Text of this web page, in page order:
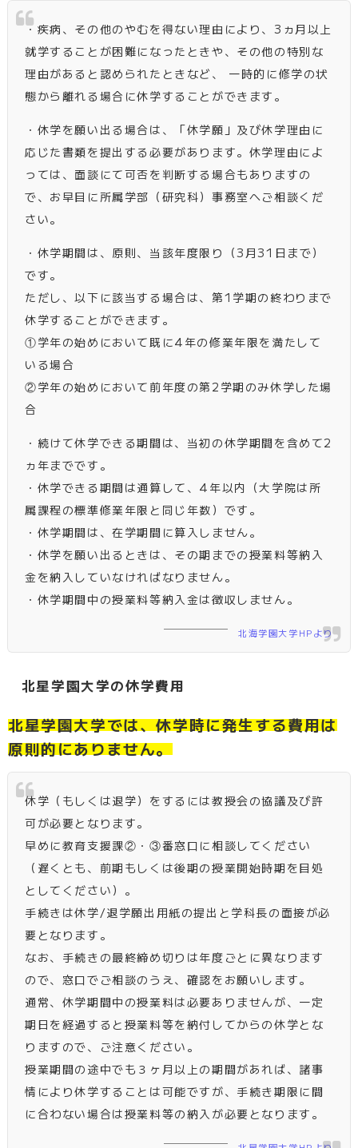
・疾病、その他のやむを得ない理由により、3ヵ月以上
就学することが困難になったときや、その他の特別な
理由があると認められたときなど、 一時的に修学の状
態から離れる場合に休学することができます。
・休学を願い出る場合は、「休学願」及び休学理由に
応じた書類を提出する必要があります。休学理由によ
っては、面談にて可否を判断する場合もありますの
で、お早目に所属学部（研究科）事務室へご相談くだ
さい。
・休学期間は、原則、当該年度限り（3月31日まで）
です。
ただし、以下に該当する場合は、第1学期の終わりまで
休学することができます。
①学年の始めにおいて既に4年の修業年限を満たして
いる場合
②学年の始めにおいて前年度の第2学期のみ休学した場
合
・続けて休学できる期間は、当初の休学期間を含めて2
ヵ年までです。
・休学できる期間は通算して、4年以内（大学院は所
属課程の標準修業年限と同じ年数）です。
・休学期間は、在学期間に算入しません。
・休学を願い出るときは、その期までの授業料等納入
金を納入していなければなりません。
・休学期間中の授業料等納入金は徴収しません。
北海学園大学HPより
北星学園大学の休学費用
北星学園大学では、休学時に発生する費用は
原則的にありません。
休学（もしくは退学）をするには教授会の協議及び許
可が必要となります。
早めに教育支援課②・③番窓口に相談してください
（遅くとも、前期もしくは後期の授業開始時期を目処
としてください）。
手続きは休学/退学願出用紙の提出と学科長の面接が必
要となります。
なお、手続きの最終締め切りは年度ごとに異なります
ので、窓口でご相談のうえ、確認をお願いします。
通常、休学期間中の授業料は必要ありませんが、一定
期日を経過すると授業料等を納付してからの休学とな
りますので、ご注意ください。
授業期間の途中でも３ヶ月以上の期間があれば、諸事
情により休学することは可能ですが、手続き期限に間
に合わない場合は授業料等の納入が必要となります。